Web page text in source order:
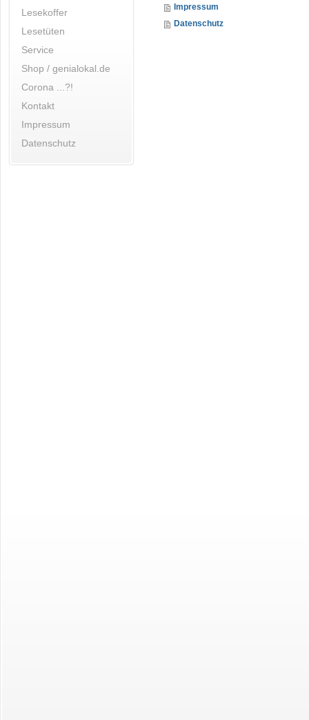
Lesekoffer
Lesetüten
Service
Shop / genialokal.de
Corona ...?!
Kontakt
Impressum
Datenschutz
Impressum
Datenschutz